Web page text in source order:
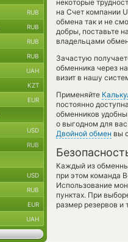
некоторые
на Счет компании
обмена так и не
добры, поставьте
владельцами
Зачастую
обменника через
визит в нашу
Применяйте
постоянно
обменников
о выгодном для
Двойной обмен вы
Каждый из
при этом команда
Использование
пунктах. При
размер резервов и
RUB
RUB
RUB
RUB
UAH
KZT
EUR
USD
RUB
USD
RUB
EUR
UAH